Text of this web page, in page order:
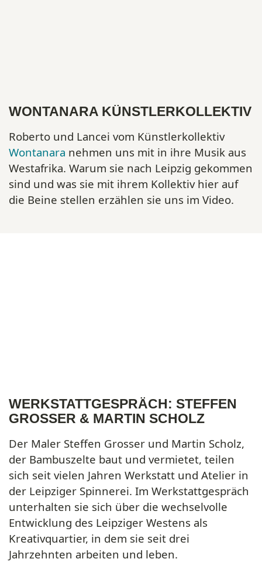
WONTANARA KÜNSTLERKOLLEKTIV
Roberto und Lancei vom Künstlerkollektiv
Wontanara nehmen uns mit in ihre Musik aus
Westafrika. Warum sie nach Leipzig gekommen
sind und was sie mit ihrem Kollektiv hier auf
die Beine stellen erzählen sie uns im Video.
WERKSTATTGESPRÄCH: STEFFEN
GROSSER & MARTIN SCHOLZ
Der Maler Steffen Grosser und Martin Scholz,
der Bambuszelte baut und vermietet, teilen
sich seit vielen Jahren Werkstatt und Atelier in
der Leipziger Spinnerei. Im Werkstattgespräch
unterhalten sie sich über die wechselvolle
Entwicklung des Leipziger Westens als
Kreativquartier, in dem sie seit drei
Jahrzehnten arbeiten und leben.